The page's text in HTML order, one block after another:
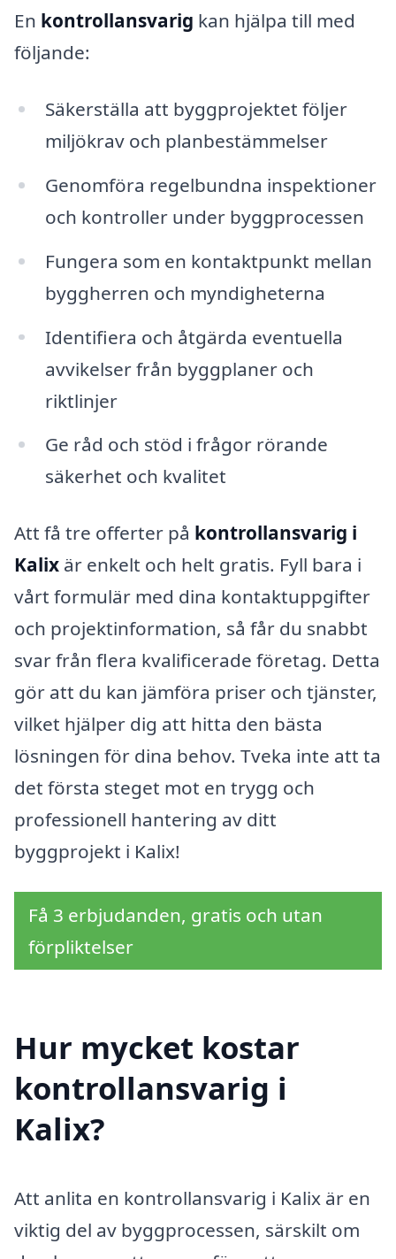
En kontrollansvarig kan hjälpa till med
följande:
Säkerställa att byggprojektet följer
miljökrav och planbestämmelser
Genomföra regelbundna inspektioner
och kontroller under byggprocessen
Fungera som en kontaktpunkt mellan
byggherren och myndigheterna
Identifiera och åtgärda eventuella
avvikelser från byggplaner och
riktlinjer
Ge råd och stöd i frågor rörande
säkerhet och kvalitet
Att få tre offerter på kontrollansvarig i
Kalix är enkelt och helt gratis. Fyll bara i
vårt formulär med dina kontaktuppgifter
och projektinformation, så får du snabbt
svar från flera kvalificerade företag. Detta
gör att du kan jämföra priser och tjänster,
vilket hjälper dig att hitta den bästa
lösningen för dina behov. Tveka inte att ta
det första steget mot en trygg och
professionell hantering av ditt
byggprojekt i Kalix!
Få 3 erbjudanden, gratis och utan
förpliktelser
Hur mycket kostar
kontrollansvarig i
Kalix?
Att anlita en kontrollansvarig i Kalix är en
viktig del av byggprocessen, särskilt om